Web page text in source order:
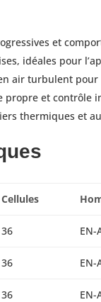
et
idéales pour
air turbulent pour
propre et contrôle
thermiques et
Cellules
36 EN-
36 EN-
36 EN-